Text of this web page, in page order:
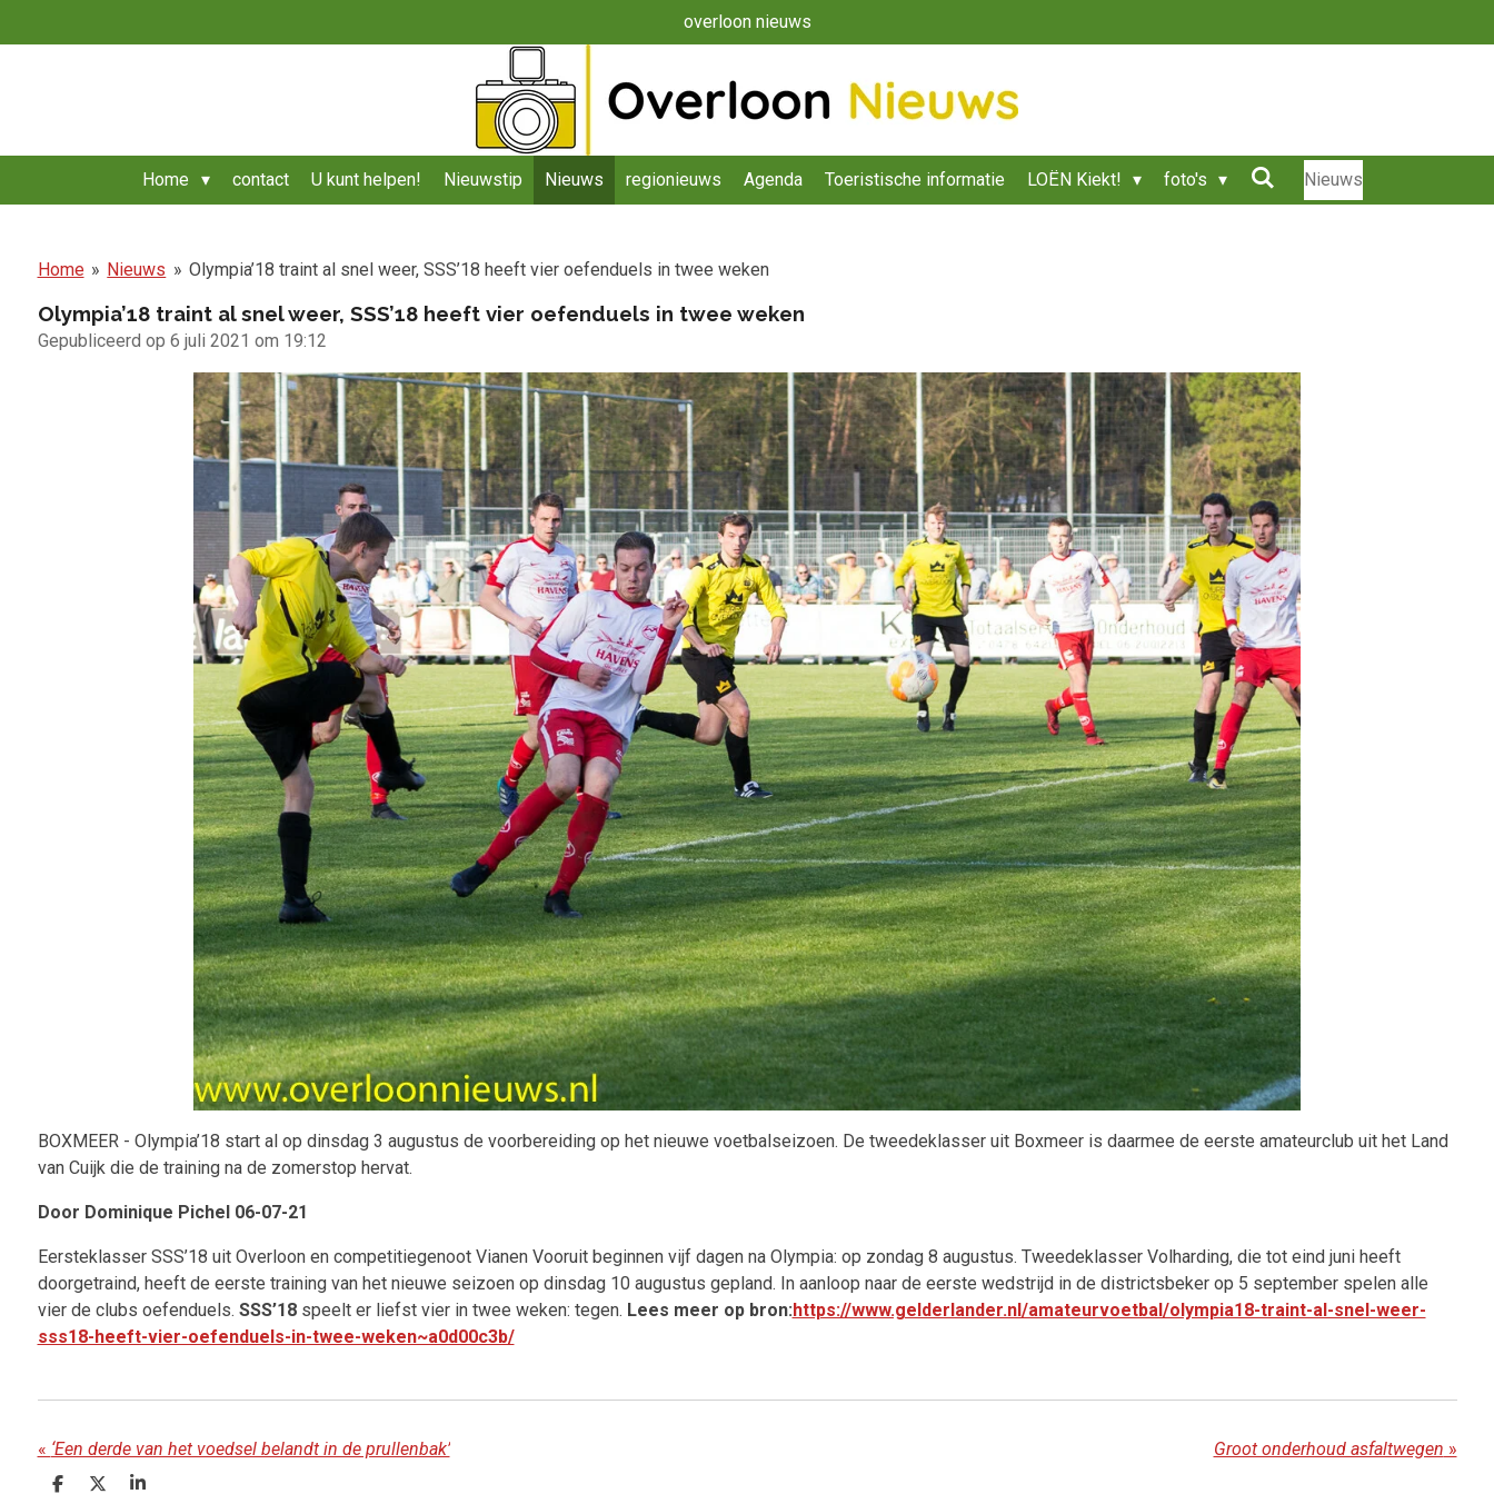
direct
overloon nieuws
Home contact U kunt helpen! Nieuwstip Nieuws regionieuws Agenda Toeristische informatie LOËN Kiekt! foto's Nieuws
Home » Nieuws » Olympia’18 traint al snel weer, SSS’18 heeft vier oefenduels in twee weken
Olympia’18 traint al snel weer, SSS’18 heeft vier oefenduels in twee weken
Gepubliceerd op 6 juli 2021 om 19:12
BOXMEER - Olympia’18 start al op dinsdag 3 augustus de voorbereiding op het nieuwe voetbalseizoen. De tweedeklasser uit Boxmeer is daarmee de eerste amateurclub uit het Land
van Cuijk die de training na de zomerstop hervat.
Door Dominique Pichel 06-07-21
Eersteklasser SSS’18 uit Overloon en competitiegenoot Vianen Vooruit beginnen vijf dagen na Olympia: op zondag 8 augustus. Tweedeklasser Volharding, die tot eind juni heeft
doorgetraind, heeft de eerste training van het nieuwe seizoen op dinsdag 10 augustus gepland. In aanloop naar de eerste wedstrijd in de districtsbeker op 5 september spelen alle
vier de clubs oefenduels. SSS’18 speelt er liefst vier in twee weken: tegen. Lees meer op bron:https://www.gelderlander.nl/amateurvoetbal/olympia18-traint-al-snel-weer-
sss18-heeft-vier-oefenduels-in-twee-weken~a0d00c3b/
« ‘Een derde van het voedsel belandt in de prullenbak’ Groot onderhoud asfaltwegen »
D D S